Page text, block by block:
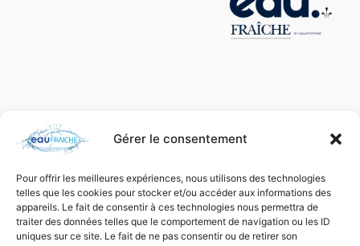
Gérer le consentement
Pour offrir les meilleures expériences, nous utilisons des technologies
telles que les cookies pour stocker et/ou accéder aux informations des
appareils. Le fait de consentir à ces technologies nous permettra de
traiter des données telles que le comportement de navigation ou les ID
uniques sur ce site. Le fait de ne pas consentir ou de retirer son